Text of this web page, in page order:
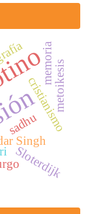
Singh
cristianismo
sadhu
metoikesis
Sloterdijk
memoria